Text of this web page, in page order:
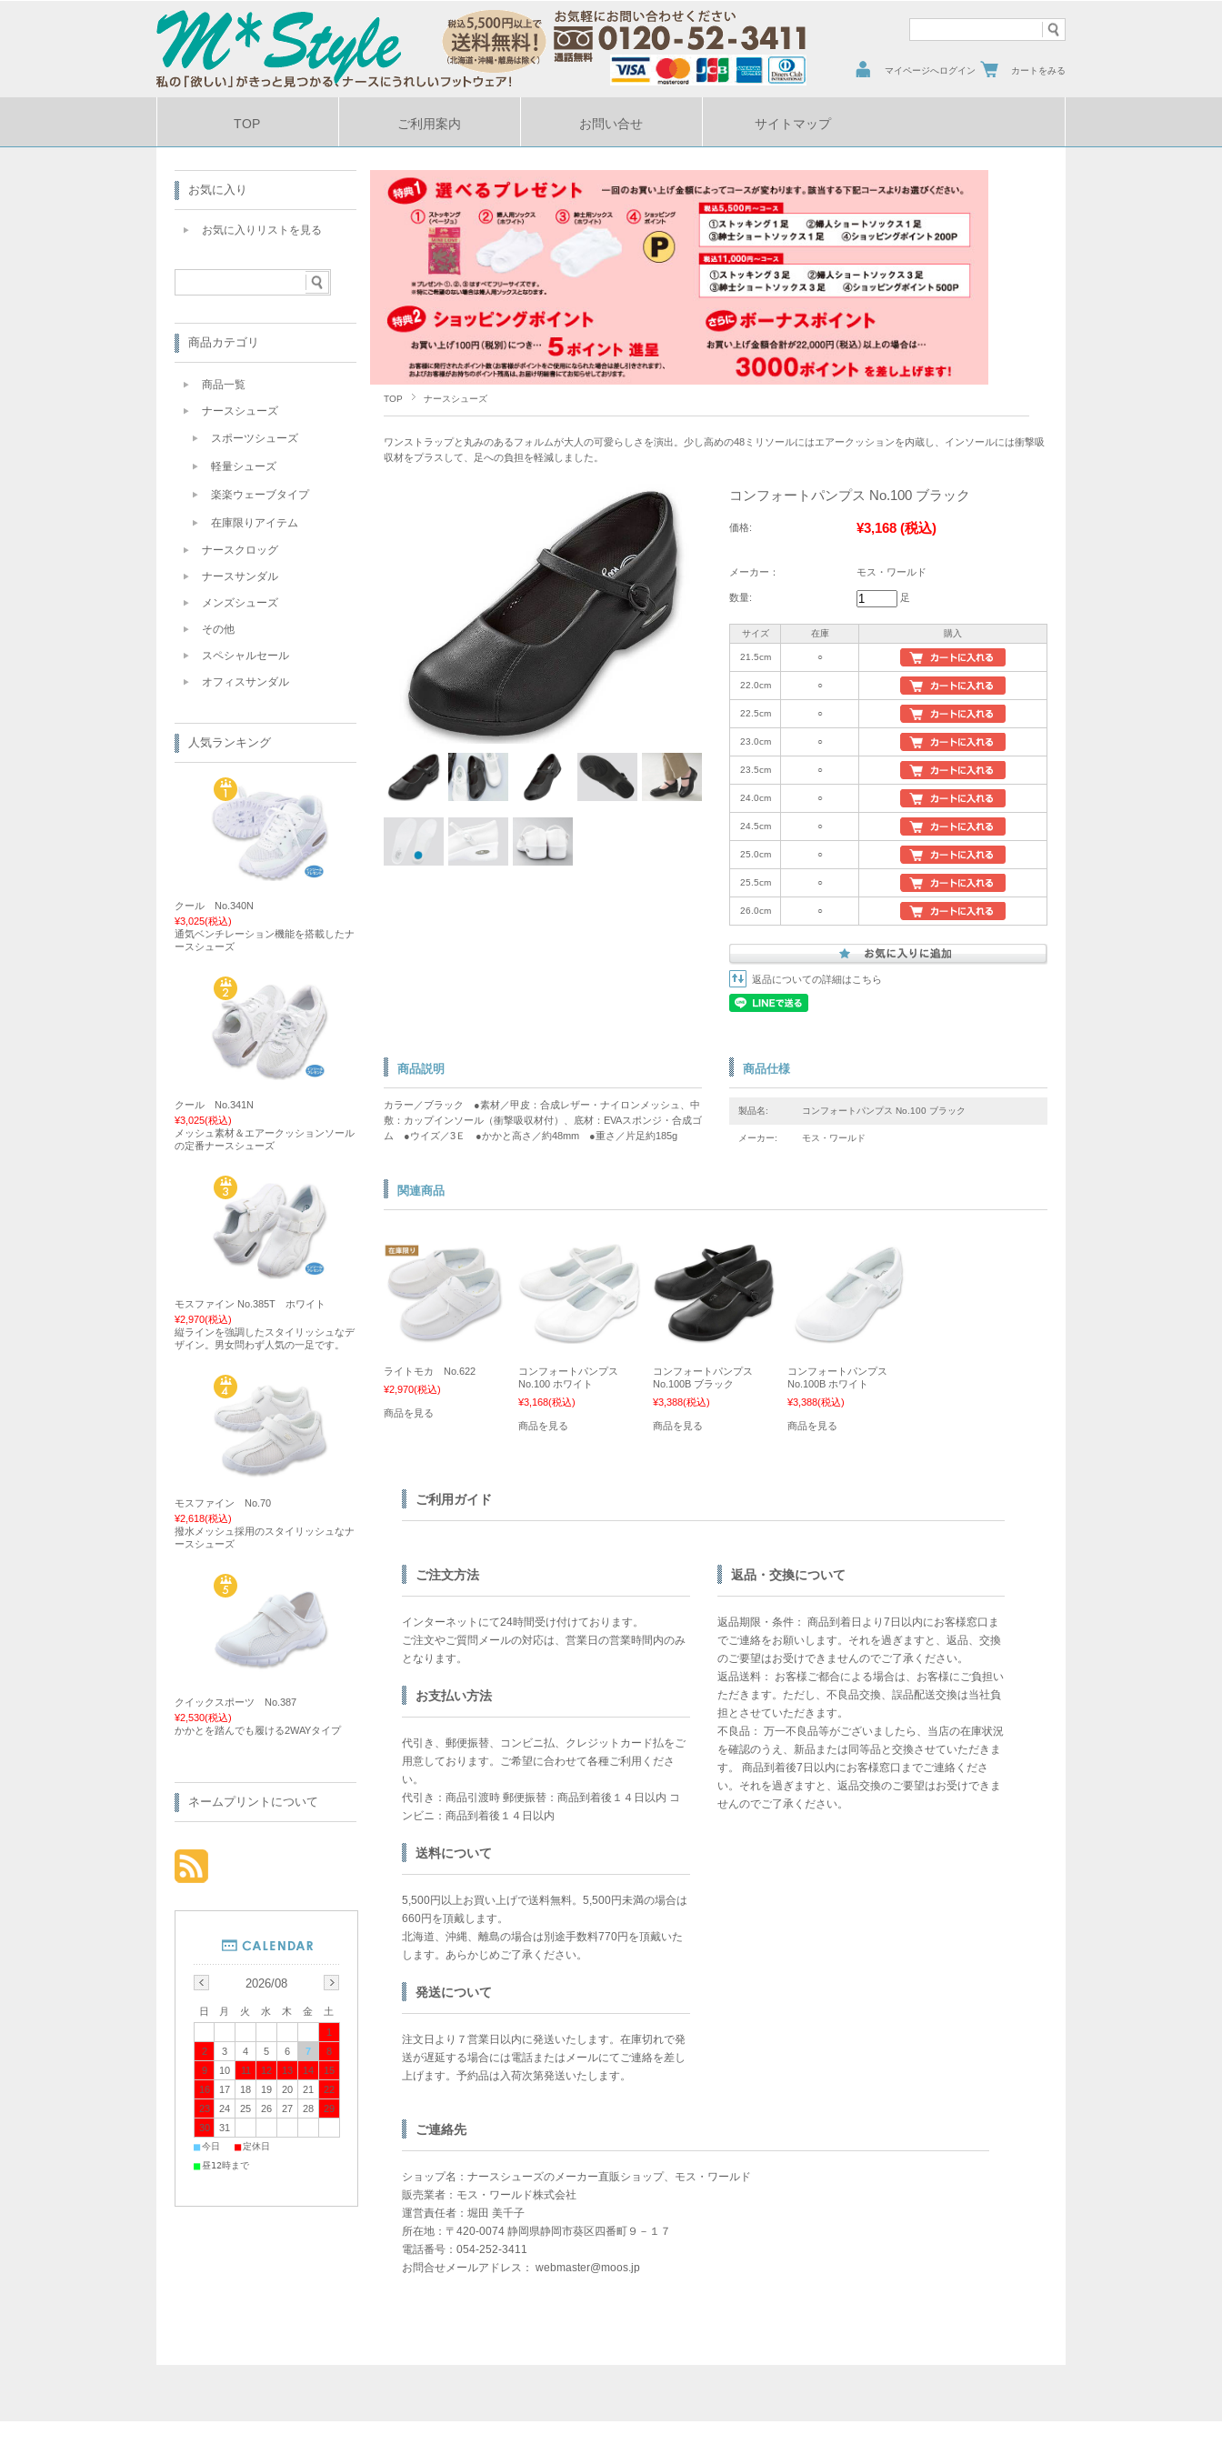
マイページへログイン カートをみる
TOP ご利用案内 お問い合せ サイトマップ
TOP ナースシューズ
ワンストラップと丸みのあるフォルムが大人の可愛らしさを演出。少し高めの48ミリソールにはエアークッションを内蔵し、インソールには衝撃吸
収材をプラスして、足への負担を軽減しました。
コンフォートパンプス No.100 ブラック
価格: ¥3,168 (税込)
メーカー： モス・ワールド
数量: 足
サイズ 在庫 購入
21.5cm ○
22.0cm ○
22.5cm ○
23.0cm ○
23.5cm ○
24.0cm ○
24.5cm ○
25.0cm ○
25.5cm ○
26.0cm ○
返品についての詳細はこちら
商品説明
カラー／ブラック ●素材／甲皮：合成レザー・ナイロンメッシュ、中
敷：カップインソール（衝撃吸収材付）、底材：EVAスポンジ・合成ゴ
ム ●ウイズ／3Ｅ ●かかと高さ／約48mm ●重さ／片足約185g
商品仕様
製品名: コンフォートパンプス No.100 ブラック
メーカー: モス・ワールド
関連商品
ライトモカ No.622
¥2,970(税込)
商品を見る
コンフォートパンプス
No.100 ホワイト
¥3,168(税込)
商品を見る
コンフォートパンプス
No.100B ブラック
¥3,388(税込)
商品を見る
コンフォートパンプス
No.100B ホワイト
¥3,388(税込)
商品を見る
ご利用ガイド
ご注文方法
インターネットにて24時間受け付けております。
ご注文やご質問メールの対応は、営業日の営業時間内のみ
となります。
お支払い方法
代引き、郵便振替、コンビニ払、クレジットカード払をご
用意しております。ご希望に合わせて各種ご利用くださ
い。
代引き：商品引渡時 郵便振替：商品到着後１４日以内 コ
ンビニ：商品到着後１４日以内
送料について
5,500円以上お買い上げで送料無料。5,500円未満の場合は
660円を頂戴します。
北海道、沖縄、離島の場合は別途手数料770円を頂戴いた
します。あらかじめご了承ください。
発送について
注文日より７営業日以内に発送いたします。在庫切れで発
送が遅延する場合には電話またはメールにてご連絡を差し
上げます。予約品は入荷次第発送いたします。
返品・交換について
返品期限・条件： 商品到着日より7日以内にお客様窓口ま
でご連絡をお願いします。それを過ぎますと、返品、交換
のご要望はお受けできませんのでご了承ください。
返品送料： お客様ご都合による場合は、お客様にご負担い
ただきます。ただし、不良品交換、誤品配送交換は当社負
担とさせていただきます。
不良品： 万一不良品等がございましたら、当店の在庫状況
を確認のうえ、新品または同等品と交換させていただきま
す。 商品到着後7日以内にお客様窓口までご連絡くださ
い。それを過ぎますと、返品交換のご要望はお受けできま
せんのでご了承ください。
ご連絡先
ショップ名：ナースシューズのメーカー直販ショップ、モス・ワールド
販売業者：モス・ワールド株式会社
運営責任者：堀田 美千子
所在地：〒420-0074 静岡県静岡市葵区四番町９－１７
電話番号：054-252-3411
お問合せメールアドレス： webmaster@moos.jp
お気に入り
お気に入りリストを見る
商品カテゴリ
商品一覧
ナースシューズ
スポーツシューズ
軽量シューズ
楽楽ウェーブタイプ
在庫限りアイテム
ナースクロッグ
ナースサンダル
メンズシューズ
その他
スペシャルセール
オフィスサンダル
人気ランキング
クール No.340N
¥3,025(税込)
通気ベンチレーション機能を搭載したナ
ースシューズ
クール No.341N
¥3,025(税込)
メッシュ素材＆エアークッションソール
の定番ナースシューズ
モスファイン No.385T ホワイト
¥2,970(税込)
縦ラインを強調したスタイリッシュなデ
ザイン。男女問わず人気の一足です。
モスファイン No.70
¥2,618(税込)
撥水メッシュ採用のスタイリッシュなナ
ースシューズ
クイックスポーツ No.387
¥2,530(税込)
かかとを踏んでも履ける2WAYタイプ
ネームプリントについて
2026/08
日 月 火 水 木 金
土
1
2
3 4 5 6 7
8
9
10 11 12 13 14
15
16
17 18 19 20 21
22
23
24 25 26 27 28
29
30
31
■今日 ■定休日
■昼12時まで